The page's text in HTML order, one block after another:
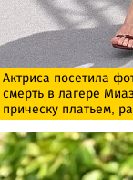
Актриса посетила
смерть в лагере
прическу платьем,